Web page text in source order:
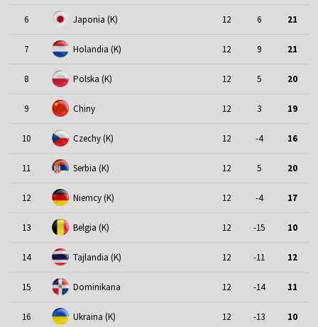
6 Japonia (K) 12 6 21
7 Holandia (K) 12 9 21
8 Polska (K) 12 5 20
9 Chiny 12 3 19
10 Czechy (K) 12 -4 16
11 Serbia (K) 12 5 20
12 Niemcy (K) 12 -4 17
13 Belgia (K) 12 -15 10
14 Tajlandia (K) 12 -11 12
15 Dominikana 12 -14 11
16 Ukraina (K) 12 -13 10